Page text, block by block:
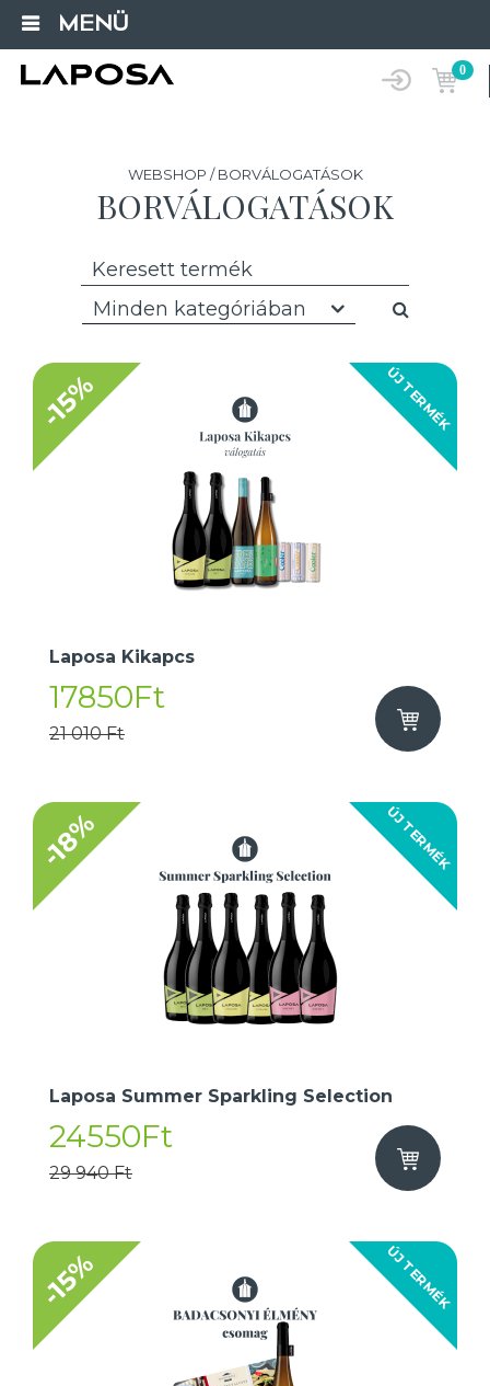
MENÜ
0
WEBSHOP / BORVÁLOGATÁSOK
BORVÁLOGATÁSOK
Minden kategóriában
ÚJ TERMÉK
-15%
Laposa Kikapcs
17850Ft
21 010 Ft
ÚJ TERMÉK
-18%
Laposa Summer Sparkling Selection
24550Ft
29 940 Ft
ÚJ TERMÉK
-15%